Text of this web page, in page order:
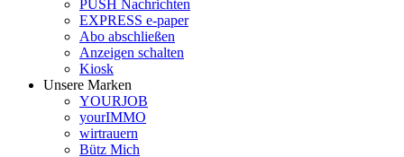
PUSH Nachrichten
EXPRESS e-paper
Abo abschließen
Anzeigen schalten
Kiosk
Unsere Marken
YOURJOB
yourIMMO
wirtrauern
Bütz Mich